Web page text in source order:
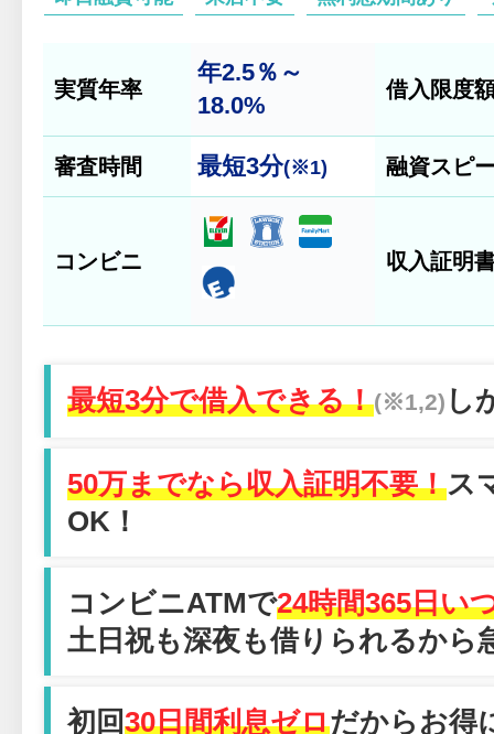
実質年率
年2.5％～
18.0%
借入限度
審査時間 最短3分(※1) 融資スピ
コンビニ 収入証明
最短3分で借入できる！(※1,2) し
50万までなら収入証明不要！ス
OK！
コンビニATMで24時間365日い
土日祝も深夜も借りられるか
初回30日間利息ゼロだからお得